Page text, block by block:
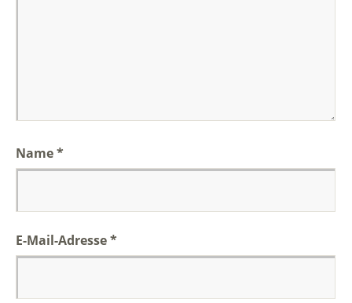
Name*
E-Mail-Adresse*